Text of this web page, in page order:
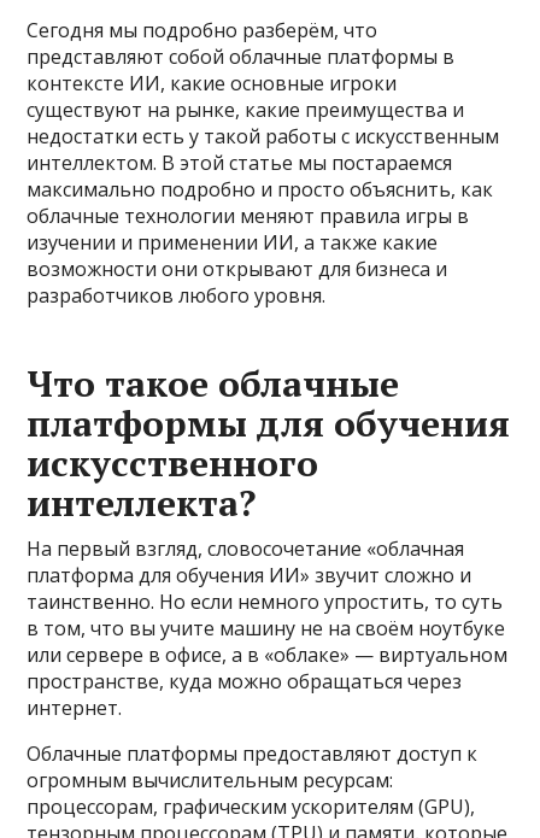
Сегодня мы подробно разберём, что
представляют собой облачные платформы в
контексте ИИ, какие основные игроки
существуют на рынке, какие преимущества и
недостатки есть у такой работы с искусственным
интеллектом. В этой статье мы постараемся
максимально подробно и просто объяснить, как
облачные технологии меняют правила игры в
изучении и применении ИИ, а также какие
возможности они открывают для бизнеса и
разработчиков любого уровня.
Что такое облачные
платформы для обучения
искусственного
интеллекта?
На первый взгляд, словосочетание «облачная
платформа для обучения ИИ» звучит сложно и
таинственно. Но если немного упростить, то суть
в том, что вы учите машину не на своём ноутбуке
или сервере в офисе, а в «облаке» — виртуальном
пространстве, куда можно обращаться через
интернет.
Облачные платформы предоставляют доступ к
огромным вычислительным ресурсам:
процессорам, графическим ускорителям (GPU),